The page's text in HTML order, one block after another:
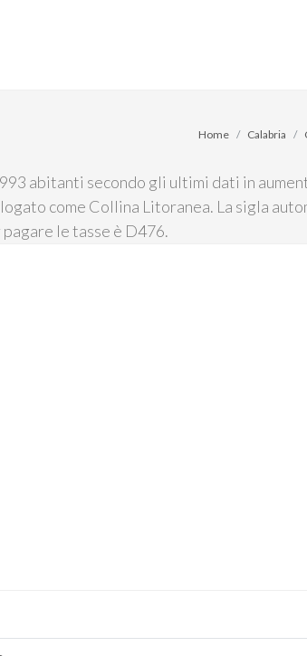
abitanti secondo gli ultimi dati in
come Collina Litoranea. La sigla
le tasse è D476.
Home Calabria